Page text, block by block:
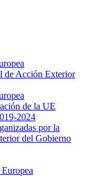
de Acción Exterior
de la UE
2024
por la
del Gobierno